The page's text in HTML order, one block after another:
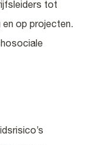
tot
en op projecten.